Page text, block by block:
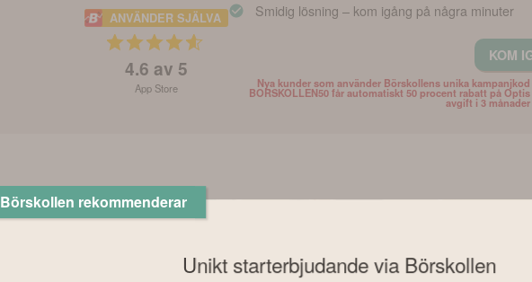
ANVÄNDER SJÄLVA
4.6 av 5
App Store
Smidig lösning – kom igång på några minuter
KOM
Nya kunder som använder Börskollens unika kampanjkod
BORSKOLLEN50 får automatiskt 50 procent rabatt på Optis
avgift i 3 månader
Börskollen rekommenderar
Unikt starterbjudande via Börskollen